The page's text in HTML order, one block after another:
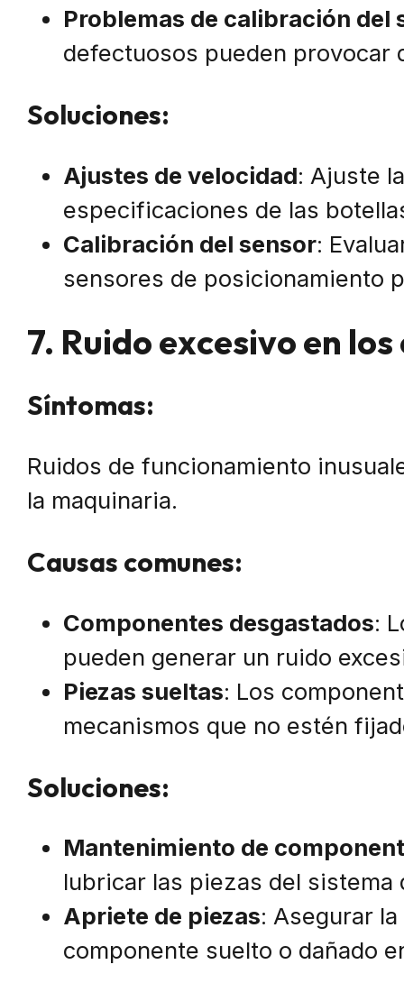
Problemas de calibración del
defectuosos pueden provocar
Soluciones:
Ajustes de velocidad: Ajuste
especificaciones de las
Calibración del sensor:
sensores de posicionamiento
7. Ruido excesivo en
Síntomas:
Ruidos de funcionamiento
la maquinaria.
Causas comunes:
Componentes desgastados:
pueden generar un ruido
Piezas sueltas: Los
mecanismos que no estén
Soluciones:
Mantenimiento de
lubricar las piezas del sistema
Apriete de piezas: Asegurar
componente suelto o dañado